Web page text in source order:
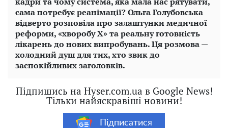
сама потребує реанімації? Ольга Голубовська
відверто розповіла про залаштунки медичної
реформи, «хворобу Х» та реальну готовність
лікарень до нових випробувань. Ця розмова —
холодний душ для тих, хто звик до
заспокійливих заголовків.
Підпишись на Hyser.com.ua в Google News!
Тільки найяскравіші новини!
Підписатися